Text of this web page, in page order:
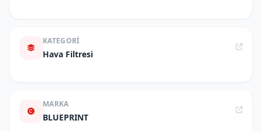
KATEGORI
Hava Filtresi
MARKA
BLUEPRINT